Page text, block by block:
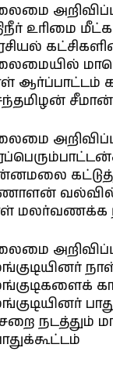
அறிவிப்பு
உரிமை
சீமான்
வல்வில்
மலர்வணக்க
நடத்தும்